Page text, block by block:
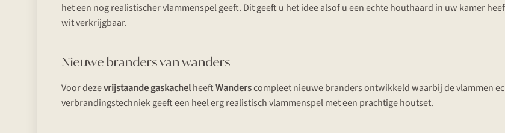
het een nog realistischer vlammenspel geeft. Dit geeft u het idee alsof u een echte houthaard in uw kamer
wit verkrijgbaar.
Nieuwe branders van wanders
Voor dezevrijstaande gaskachelheeftWanderscompleet nieuwe branders ontwikkeld waarbij de vlammen
verbrandingstechniek geeft een heel erg realistisch vlammenspel met een prachtige houtset.